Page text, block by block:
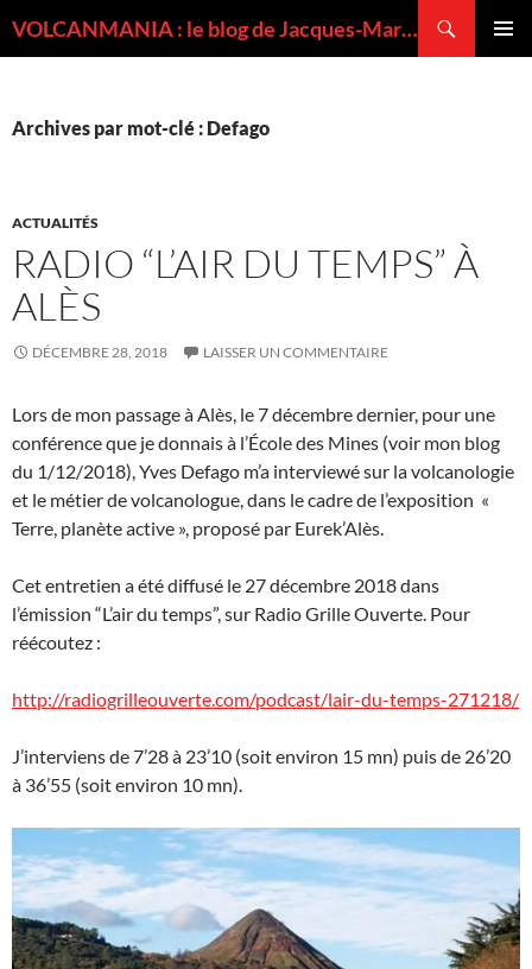
VOLCANMANIA : le blog de Jacques-Marie BARDINTZEFF, volcanologue
Archives par mot-clé : Defago
ACTUALITÉS
RADIO “L’AIR DU TEMPS” À
ALÈS
DÉCEMBRE 28, 2018 LAISSER UN COMMENTAIRE
Lors de mon passage à Alès, le 7 décembre dernier, pour une
conférence que je donnais à l’École des Mines (voir mon blog
du 1/12/2018), Yves Defago m’a interviewé sur la volcanologie
et le métier de volcanologue, dans le cadre de l’exposition «
Terre, planète active », proposé par Eurek’Alès.
Cet entretien a été diffusé le 27 décembre 2018 dans
l’émission “L’air du temps”, sur Radio Grille Ouverte. Pour
réécoutez :
http://radiogrilleouverte.com/podcast/lair-du-temps-271218/
J’interviens de 7’28 à 23’10 (soit environ 15 mn) puis de 26’20
à 36’55 (soit environ 10 mn).